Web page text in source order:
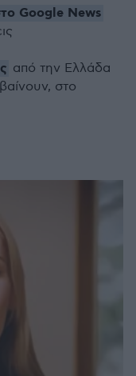
Google News
από την Ελλάδα
στο